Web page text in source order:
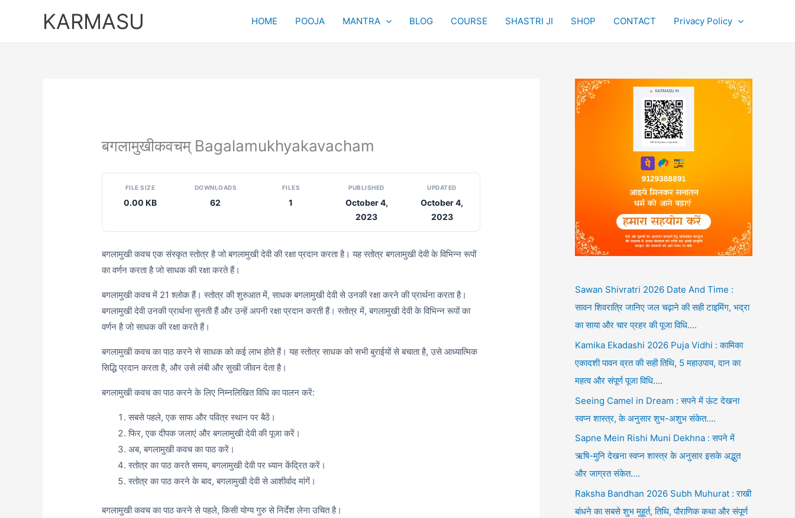
KARMASU HOME POOJA MANTRA BLOG COURSE SHASTRI JI SHOP CONTACT Privacy Policy
बगलामुखीकवचम् Bagalamukhyakavacham
FILE SIZE
0.00 KB
DOWNLOADS
62
FILES
1
PUBLISHED
October 4,
2023
UPDATED
October 4,
2023
बगलामुखी कवच एक संस्कृत स्तोत्र है जो बगलामुखी देवी की रक्षा प्रदान करता है। यह स्तोत्र बगलामुखी देवी के विभिन्न रूपों
का वर्णन करता है जो साधक की रक्षा करते हैं।
बगलामुखी कवच में 21 श्लोक हैं। स्तोत्र की शुरुआत में, साधक बगलामुखी देवी से उनकी रक्षा करने की प्रार्थना करता है।
बगलामुखी देवी उनकी प्रार्थना सुनती हैं और उन्हें अपनी रक्षा प्रदान करती हैं। स्तोत्र में, बगलामुखी देवी के विभिन्न रूपों का
वर्णन है जो साधक की रक्षा करते हैं।
बगलामुखी कवच का पाठ करने से साधक को कई लाभ होते हैं। यह स्तोत्र साधक को सभी बुराईयों से बचाता है, उसे आध्यात्मिक
सिद्धि प्रदान करता है, और उसे लंबी और सुखी जीवन देता है।
बगलामुखी कवच का पाठ करने के लिए निम्नलिखित विधि का पालन करें:
सबसे पहले, एक साफ और पवित्र स्थान पर बैठें।
फिर, एक दीपक जलाएं और बगलामुखी देवी की पूजा करें।
अब, बगलामुखी कवच का पाठ करें।
स्तोत्र का पाठ करते समय, बगलामुखी देवी पर ध्यान केंद्रित करें।
स्तोत्र का पाठ करने के बाद, बगलामुखी देवी से आशीर्वाद मांगें।
बगलामुखी कवच का पाठ करने से पहले, किसी योग्य गुरु से निर्देश लेना उचित है।
Sawan Shivratri 2026 Date And Time :
सावन शिवरात्रि जानिए जल चढ़ाने की सही टाइमिंग, भद्रा
का साया और चार प्रहर की पूजा विधि….
Kamika Ekadashi 2026 Puja Vidhi : कामिका
एकादशी पावन व्रत की सही तिथि, 5 महाउपाय, दान का
महत्व और संपूर्ण पूजा विधि….
Seeing Camel in Dream : सपने में ऊंट देखना
स्वप्न शास्त्र, के अनुसार शुभ-अशुभ संकेत….
Sapne Mein Rishi Muni Dekhna : सपने में
ऋषि-मुनि देखना स्वप्न शास्त्र के अनुसार इसके अद्भुत
और जाग्रत संकेत….
Raksha Bandhan 2026 Subh Muhurat : राखी
बांधने का सबसे शुभ मुहूर्त, तिथि, पौराणिक कथा और संपूर्ण